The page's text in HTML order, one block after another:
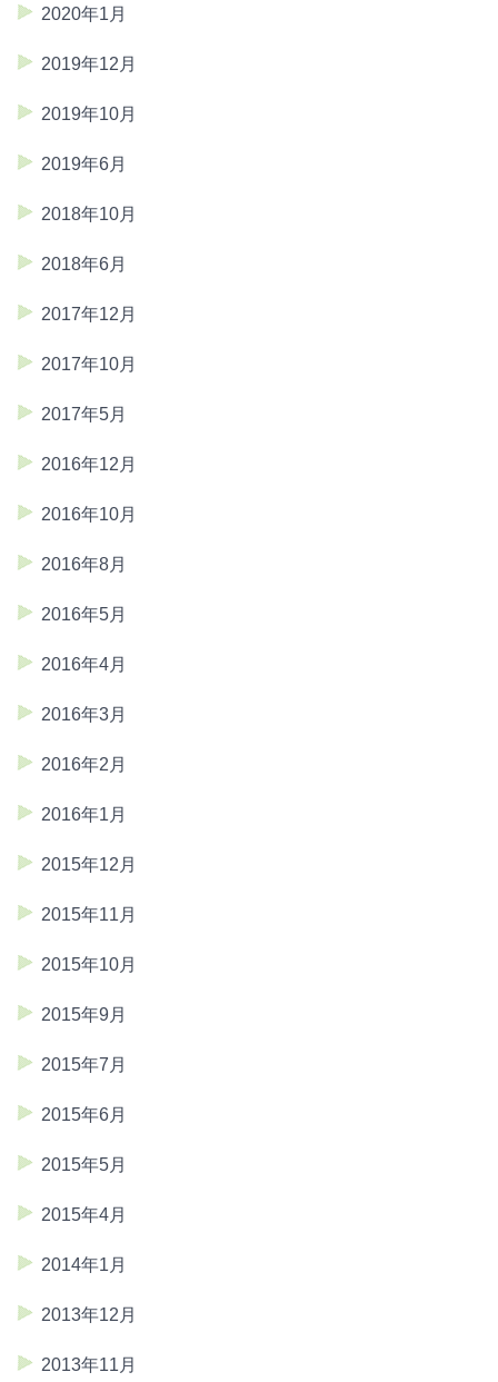
2020年1月
2019年12月
2019年10月
2019年6月
2018年10月
2018年6月
2017年12月
2017年10月
2017年5月
2016年12月
2016年10月
2016年8月
2016年5月
2016年4月
2016年3月
2016年2月
2016年1月
2015年12月
2015年11月
2015年10月
2015年9月
2015年7月
2015年6月
2015年5月
2015年4月
2014年1月
2013年12月
2013年11月